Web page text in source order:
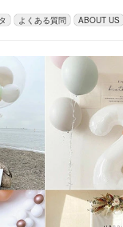
よくある質問 ABOUT US